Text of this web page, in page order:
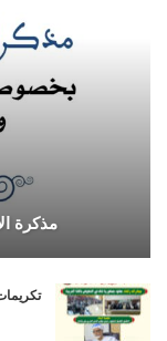
مذكرة